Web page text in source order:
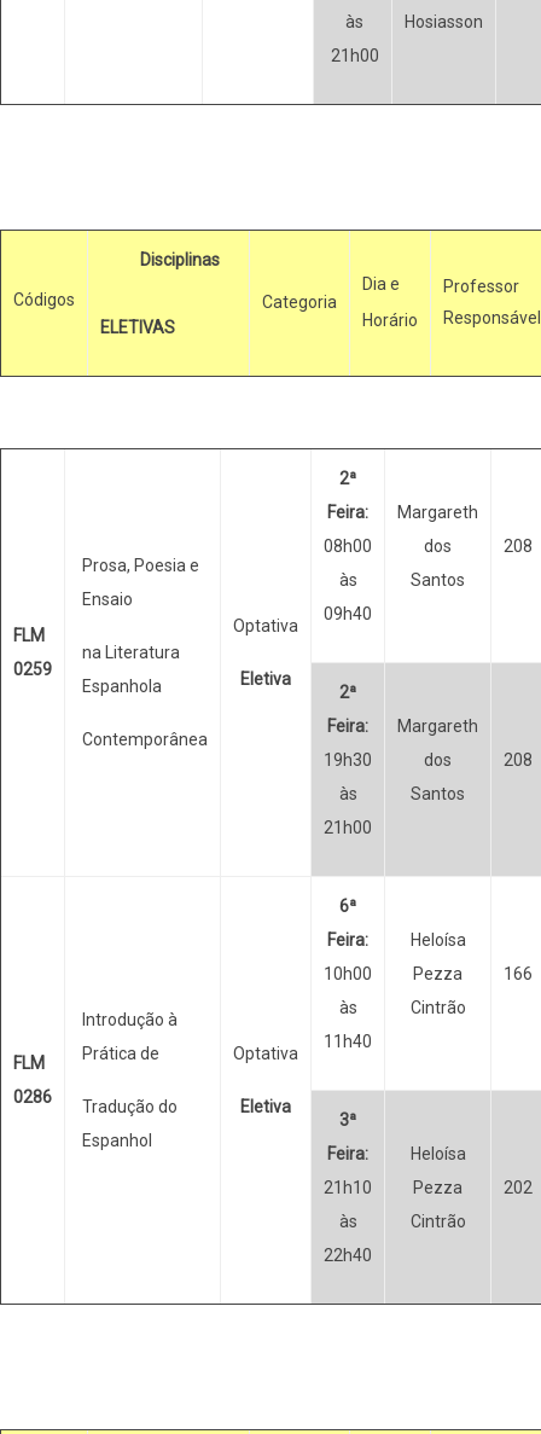
às
21h00
Hosiasson
Códigos
Disciplinas
ELETIVAS
Categoria
Dia e
Horário
Professor
Responsável
FLM
0259
Prosa, Poesia e
Ensaio
na Literatura
Espanhola
Contemporânea
Optativa
Eletiva
2ª
Feira:
08h00
às
09h40
Margareth
dos
Santos
208
2ª
Feira:
19h30
às
21h00
Margareth
dos
Santos
208
FLM
0286
Introdução à
Prática de
Tradução do
Espanhol
Optativa
Eletiva
6ª
Feira:
10h00
às
11h40
Heloísa
Pezza
Cintrão
166
3ª
Feira:
21h10
às
22h40
Heloísa
Pezza
Cintrão
202